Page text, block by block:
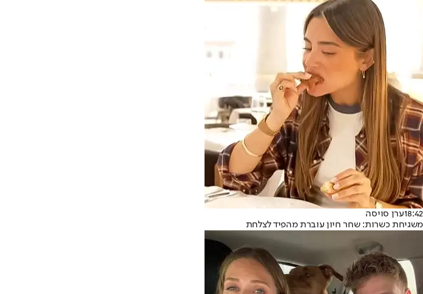
18:42ערן סויסה
משגיחת כשרות: שחר חיון עוברת מהפיד לצלחת